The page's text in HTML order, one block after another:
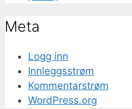
Meta
Logg inn
Innleggsstrøm
Kommentarstrøm
WordPress.org